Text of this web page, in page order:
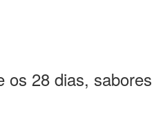
dias, sabores